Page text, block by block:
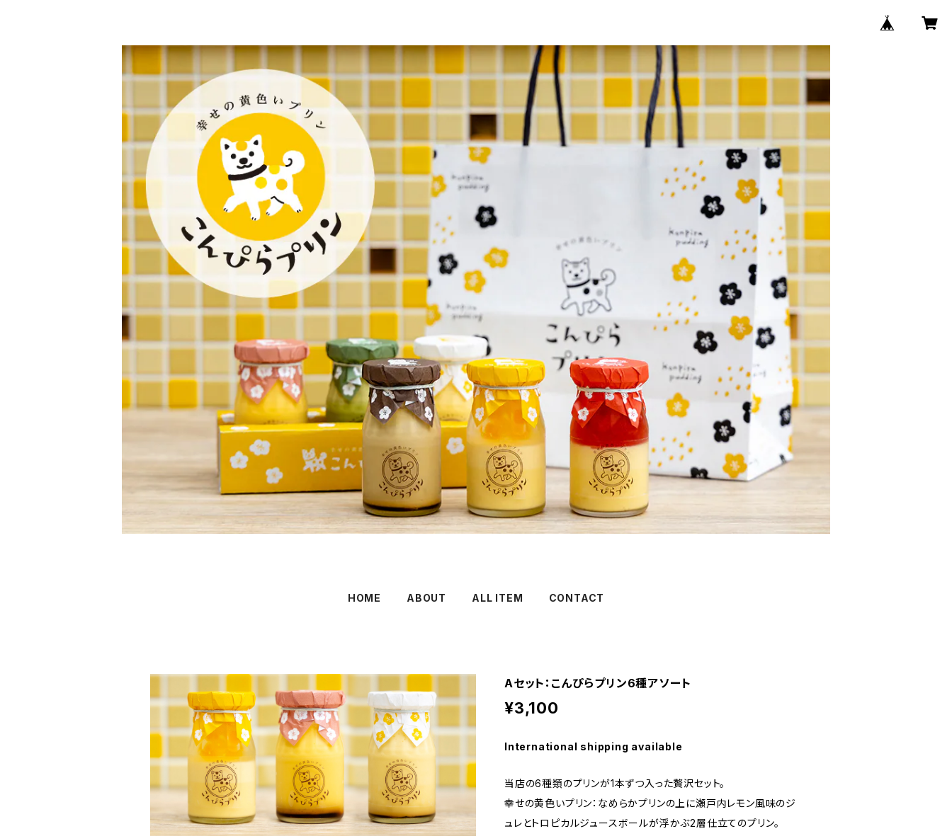
HOME ABOUT ALL ITEM CONTACT
Aセット：こんぴらプリン6種アソート
¥3,100
International shipping available
当店の6種類のプリンが1本ずつ入った贅沢セット。
幸せの黄色いプリン：なめらかプリンの上に瀬戸内レモン風味のジ
ュレとトロピカルジュースボールが浮かぶ2層仕立てのプリン。